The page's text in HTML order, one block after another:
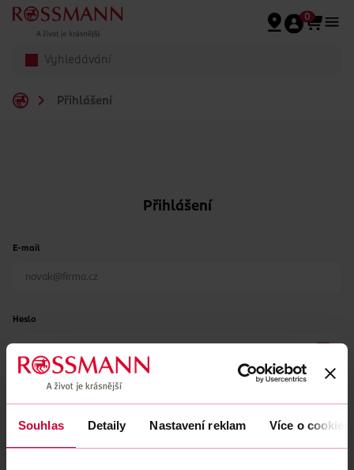
Souhlas Detaily Nastavení reklam Více o cookies
Přeskočit na hlavmní obsah
0
Přihlášení
Přihlášení
E-mail
Heslo
Zapomenuté heslo
PŘIHLÁSIT SE